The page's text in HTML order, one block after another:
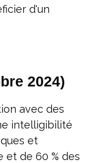
d'un
2024)
avec des
intelligibilité
et
et de 60 % des